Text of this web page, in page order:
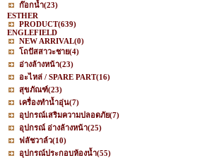
ก๊อกน้ำ(23)
ESTHER
PRODUCT(639)
ENGLEFIELD
NEW ARRIVAL(0)
โถปัสสาวะชาย(4)
อ่างล้างหน้า(23)
อะไหล่ / SPARE PART(16)
สุขภัณฑ์(23)
เครื่องทำน้ำอุ่น(7)
อุปกรณ์เสริมความปลอดภัย(7)
อุปกรณ์ อ่างล้างหน้า(25)
ฟลัชวาล์ว(10)
อุปกรณ์ประกอบห้องน้ำ(55)